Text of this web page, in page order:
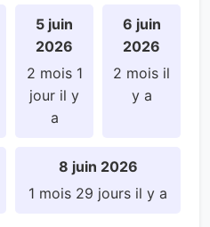
5 juin
2026
2 mois 1
jour il y
a
6 juin
2026
2 mois il
y a
8 juin 2026
1 mois 29 jours il y a